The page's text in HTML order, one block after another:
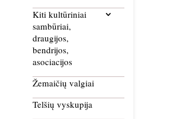
Kiti kultūriniai
sambūriai,
draugijos,
bendrijos,
asociacijos
Žemaičių valgiai
Telšių vyskupija